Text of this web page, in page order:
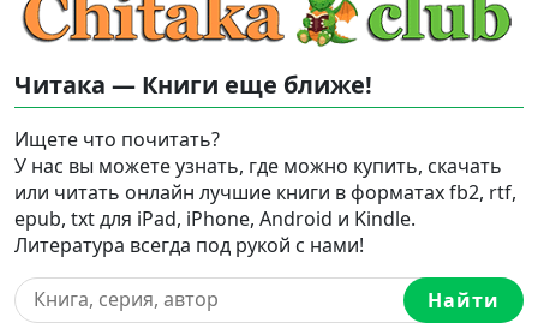
Читака — Книги еще ближе!
Ищете что почитать?
У нас вы можете узнать, где можно купить, скачать
или читать онлайн лучшие книги в форматах fb2, rtf,
epub, txt для iPad, iPhone, Android и Kindle.
Литература всегда под рукой с нами!
Найти